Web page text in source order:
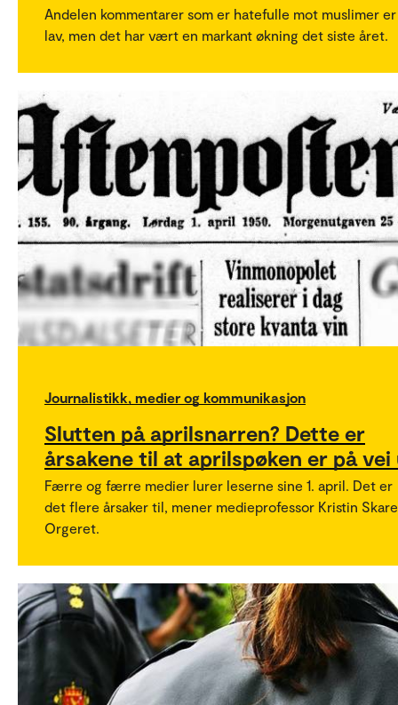
Andelen kommentarer som er hatefulle mot muslimer er
lav, men det har vært en markant økning det siste året.
Journalistikk, medier og kommunikasjon
Slutten på aprilsnarren? Dette er
årsakene til at aprilspøken er på vei
Færre og færre medier lurer leserne sine 1. april. Det er
det flere årsaker til, mener medieprofessor Kristin Skare
Orgeret.